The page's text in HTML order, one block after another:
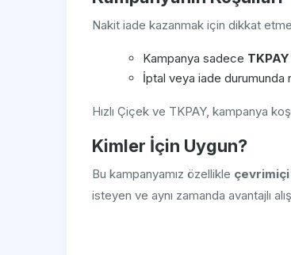
Nakit iade kazanmak için dikkat
Kampanya sadece
İptal veya iade durumunda
Hızlı Çiçek ve TKPAY, kampanya
Kimler İçin Uygun?
Bu kampanyamız özellikle
isteyen ve aynı zamanda avantajlı